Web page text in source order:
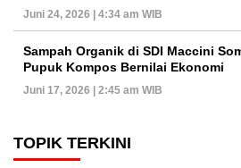
Juni 24, 2026 | 4:34 am WIB
Sampah Organik di SDI Maccini
Pupuk Kompos Bernilai Ekonomi
Juni 17, 2026 | 2:45 am WIB
TOPIK TERKINI